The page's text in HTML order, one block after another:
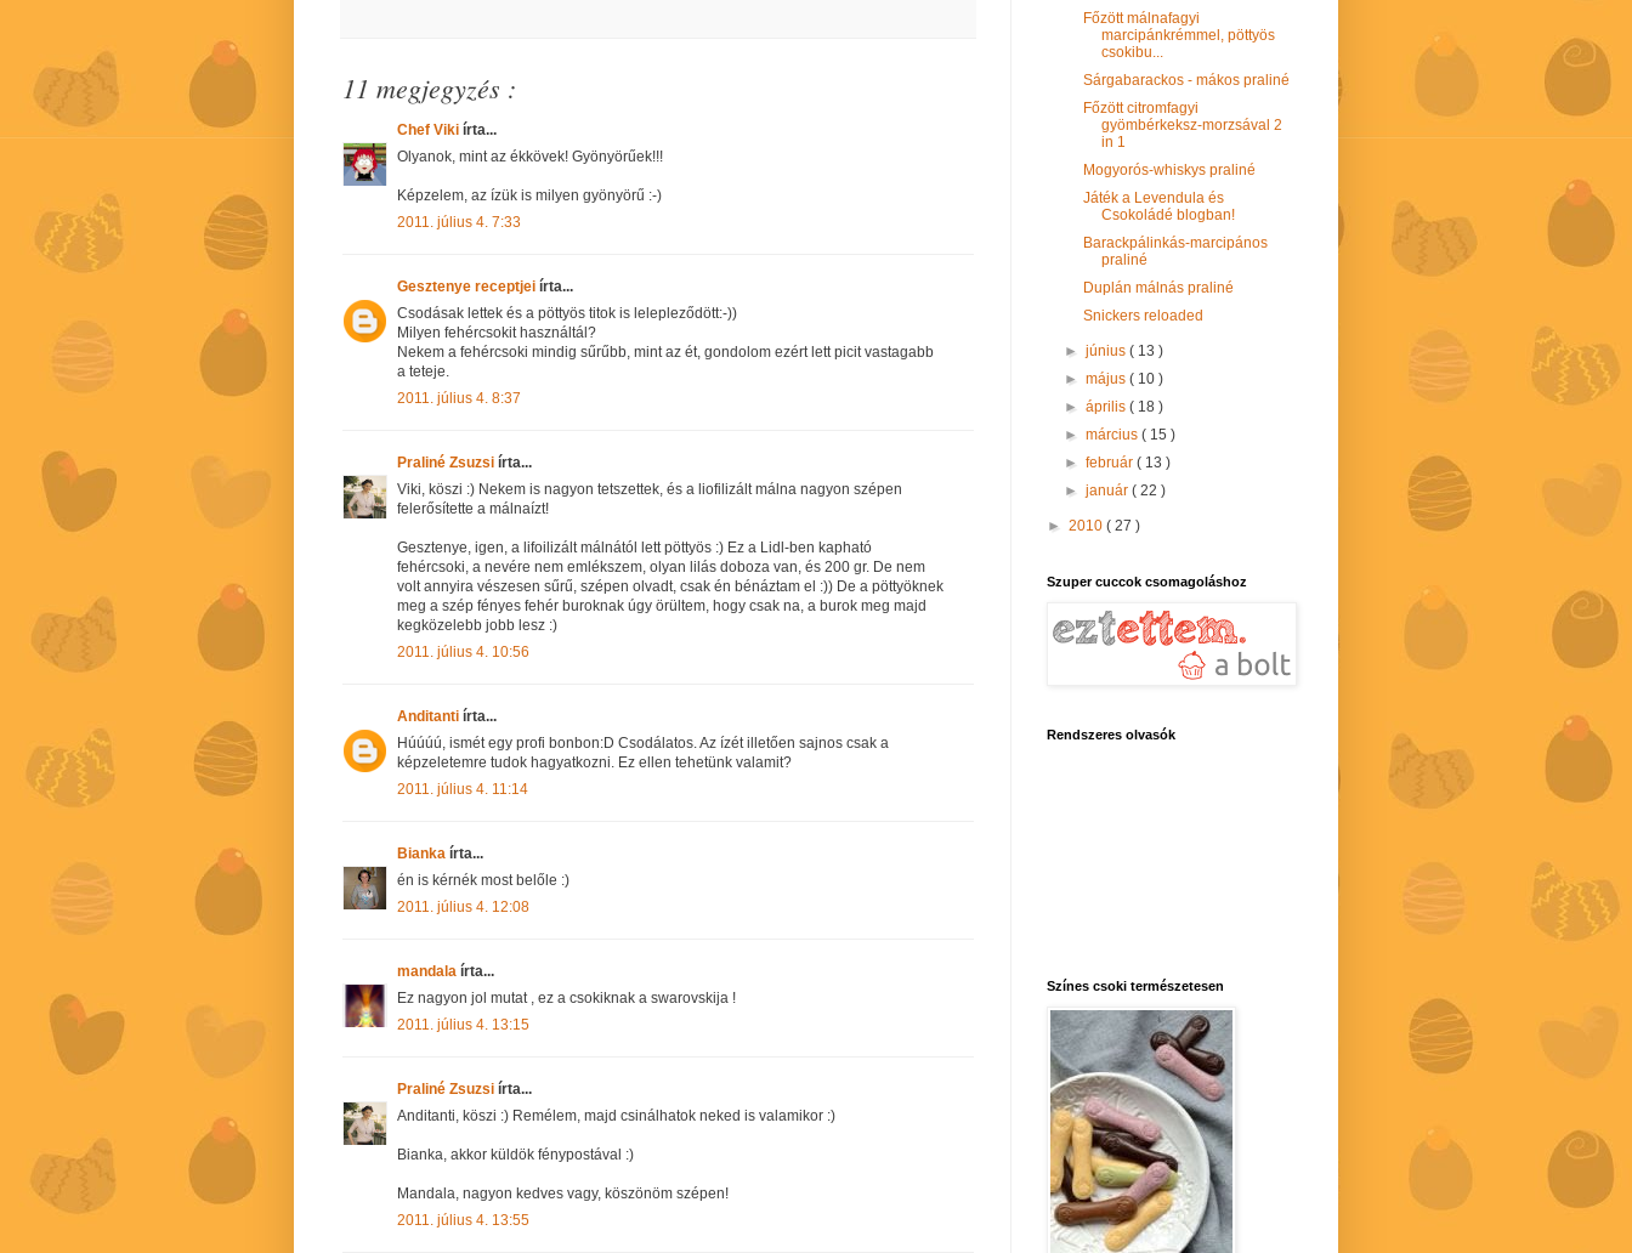
11 megjegyzés :
Chef Viki írta...
Olyanok, mint az ékkövek! Gyönyörűek!!!
Képzelem, az ízük is milyen gyönyörű :-)
2011. július 4. 7:33
Gesztenye receptjei írta...
Csodásak lettek és a pöttyös titok is lelepleződött:-))
Milyen fehércsokit használtál?
Nekem a fehércsoki mindig sűrűbb, mint az ét, gondolom ezért lett picit vastagabb
a teteje.
2011. július 4. 8:37
Praliné Zsuzsi írta...
Viki, köszi :) Nekem is nagyon tetszettek, és a liofilizált málna nagyon szépen
felerősítette a málnaízt!
Gesztenye, igen, a lifoilizált málnától lett pöttyös :) Ez a Lidl-ben kapható
fehércsoki, a nevére nem emlékszem, olyan lilás doboza van, és 200 gr. De nem
volt annyira vészesen sűrű, szépen olvadt, csak én bénáztam el :)) De a pöttyöknek
meg a szép fényes fehér buroknak úgy örültem, hogy csak na, a burok meg majd
kegközelebb jobb lesz :)
2011. július 4. 10:56
Anditanti írta...
Húúúú, ismét egy profi bonbon:D Csodálatos. Az ízét illetően sajnos csak a
képzeletemre tudok hagyatkozni. Ez ellen tehetünk valamit?
2011. július 4. 11:14
Bianka írta...
én is kérnék most belőle :)
2011. július 4. 12:08
mandala írta...
Ez nagyon jol mutat , ez a csokiknak a swarovskija !
2011. július 4. 13:15
Praliné Zsuzsi írta...
Anditanti, köszi :) Remélem, majd csinálhatok neked is valamikor :)
Bianka, akkor küldök fénypostával :)
Mandala, nagyon kedves vagy, köszönöm szépen!
2011. július 4. 13:55
Főzött málnafagyi
marcipánkrémmel, pöttyös
csokibu...
Sárgabarackos - mákos praliné
Főzött citromfagyi
gyömbérkeksz-morzsával 2
in 1
Mogyorós-whiskys praliné
Játék a Levendula és
Csokoládé blogban!
Barackpálinkás-marcipános
praliné
Duplán málnás praliné
Snickers reloaded
►június( 13 )
►május( 10 )
►április( 18 )
►március( 15 )
►február( 13 )
►január( 22 )
► 2010 ( 27 )
Szuper cuccok csomagoláshoz
Rendszeres olvasók
Színes csoki természetesen